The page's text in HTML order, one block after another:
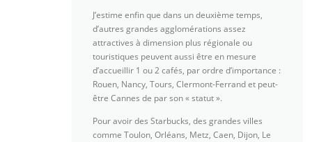
J’estime enfin que dans un deuxième temps,
d’autres grandes agglomérations assez
attractives à dimension plus régionale ou
touristiques peuvent aussi être en mesure
d’accueillir 1 ou 2 cafés, par ordre d’importance :
Rouen, Nancy, Tours, Clermont-Ferrand et peut-
être Cannes de par son « statut ».
Pour avoir des Starbucks, des grandes villes
comme Toulon, Orléans, Metz, Caen, Dijon, Le